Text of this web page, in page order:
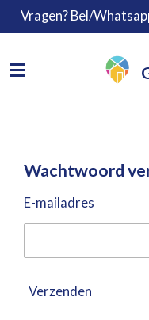
Ga
direct
de
Vragen? Bel/
Wachtwoord
E-mailadres
Verzenden